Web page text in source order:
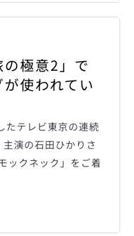
極意2」で
使われてい
テレビ東京の連続
演の石田ひかり さ
ックネック」をご着